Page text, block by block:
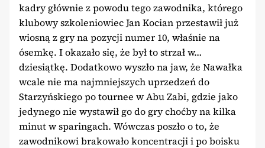
kadry głównie z powodu tego zawodnika, którego
klubowy szkoleniowiec Jan Kocian przestawił już
wiosną z gry na pozycji numer 10, właśnie na
ósemkę. I okazało się, że był to strzał w…
dziesiątkę. Dodatkowo wyszło na jaw, że Nawałka
wcale nie ma najmniejszych uprzedzeń do
Starzyńskiego po tournee w Abu Zabi, gdzie jako
jedynego nie wystawił go do gry choćby na kilka
minut w sparingach. Wówczas poszło o to, że
zawodnikowi brakowało koncentracji i po boisku